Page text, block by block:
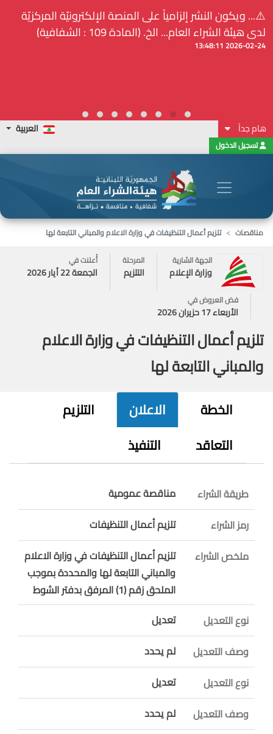
⚠️... ويكون النشر إلزامياً على المنصة الإلكترونيّة المركزيّة
لدى هيئة الشراء العام... الخ. (المادة 109 : الشفافية)
2026-02-24 13:48:11
هام جداً العربية
تسجيل الدخول
مناقصات
تلزيم أعمال التنظيفات في وزارة الاعلام والمباني التابعة لها
الجهة الشارية
وزارة الإعلام
المرحلة
التلزيم
أُعلنت في
الجمعة 22 أيار 2026
فض العروض في
الأربعاء 17 حزيران 2026
تلزيم أعمال التنظيفات في وزارة الاعلام
والمباني التابعة لها
الخطة الاعلان
التلزيم
التعاقد
التنفيذ
طريقة الشراء
مناقصة عمومية
رمز الشراء
تلزيم أعمال التنظيفات
ملخص الشراء
تلزيم أعمال التنظيفات في وزارة الاعلام
والمباني التابعة لها والمحددة بموجب
الملحق زقم (1) المرفق بدفتر الشوط
نوع التعديل
تعديل
وصف التعديل
لم يحدد
نوع التعديل
تعديل
وصف التعديل
لم يحدد